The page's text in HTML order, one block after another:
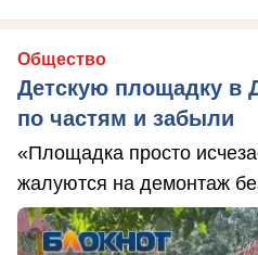
Общество
Детскую площадку в
по частям и забыли
«Площадка просто
жалуются на демонтаж